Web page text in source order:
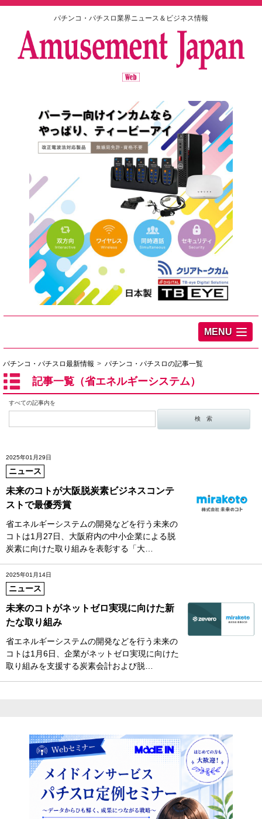
パチンコ・パチスロ業界ニュース＆ビジネス情報
MENU
パチンコ・パチスロ最新情報 パチンコ・パチスロの記事一覧
記事一覧（省エネルギーシステム）
すべての記事内を
2025年01月29日
ニュース
未来のコトが大阪脱炭素ビジネスコンテ
ストで最優秀賞
省エネルギーシステムの開発などを行う未来の
コトは1月27日、大阪府内の中小企業による脱
炭素に向けた取り組みを表彰する「大…
2025年01月14日
ニュース
未来のコトがネットゼロ実現に向けた新
たな取り組み
省エネルギーシステムの開発などを行う未来の
コトは1月6日、企業がネットゼロ実現に向けた
取り組みを支援する炭素会計および脱…